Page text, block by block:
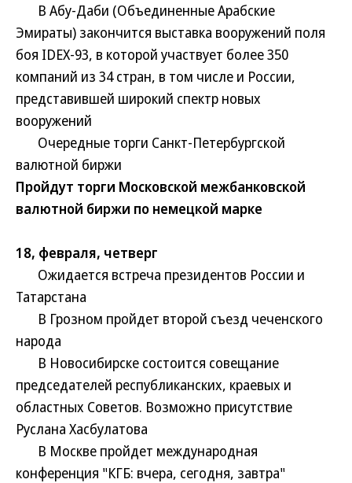
В Абу-Даби (Объединенные Арабские
Эмираты) закончится выставка вооружений поля
боя IDEX-93, в которой участвует более 350
компаний из 34 стран, в том числе и России,
представившей широкий спектр новых
вооружений
Очередные торги Санкт-Петербургской
валютной биржи
Пройдут торги Московской межбанковской
валютной биржи по немецкой марке
18, февраля, четверг
Ожидается встреча президентов России и
Татарстана
В Грозном пройдет второй съезд чеченского
народа
В Новосибирске состоится совещание
председателей республиканских, краевых и
областных Советов. Возможно присутствие
Руслана Хасбулатова
В Москве пройдет международная
конференция "КГБ: вчера, сегодня, завтра"